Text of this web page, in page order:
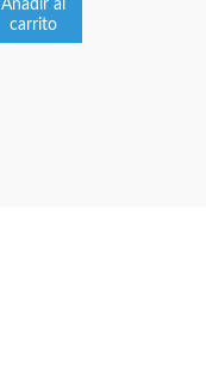
Añadir al
carrito